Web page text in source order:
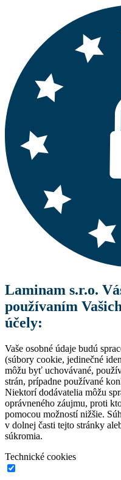
Laminam s.r.o.
používaním
účely:
Vaše osobné údaje budú
(súbory cookie, jedinečné
môžu byť uchovávané,
strán, prípadne používané
Niektorí dodávatelia môžu
oprávneného záujmu, proti
pomocou možností nižšie.
v dolnej časti tejto stránky
súkromia.
Technické cookies